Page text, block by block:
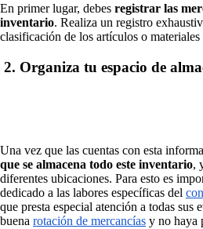
En primer lugar, debes registrar las
inventario. Realiza un registro
clasificación de los artículos o
2. Organiza tu espacio de
Una vez que las cuentas con esta
que se almacena todo este inventario,
diferentes ubicaciones. Para esto es
dedicado a las labores específicas del
que presta especial atención a todas sus
buena rotación de mercancías y no haya